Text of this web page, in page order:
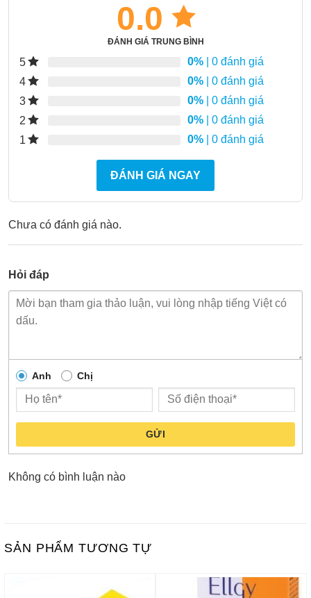
0.0
ĐÁNH GIÁ TRUNG BÌNH
5 0% | 0 đánh giá
4
0% | 0 đánh giá
3
0% | 0 đánh giá
2
0% | 0 đánh giá
1
0% | 0 đánh giá
ĐÁNH GIÁ NGAY
Chưa có đánh giá nào.
Hỏi đáp
Anh Chị
GỬI
Không có bình luận nào
SẢN PHẨM TƯƠNG TỰ